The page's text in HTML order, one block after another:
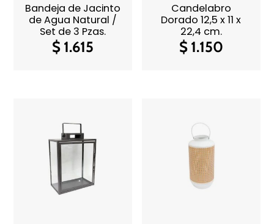
Bandeja de Jacinto
de Agua Natural /
Set de 3 Pzas.
$ 1.615
Candelabro
Dorado 12,5 x 11 x
22,4 cm.
$1.150